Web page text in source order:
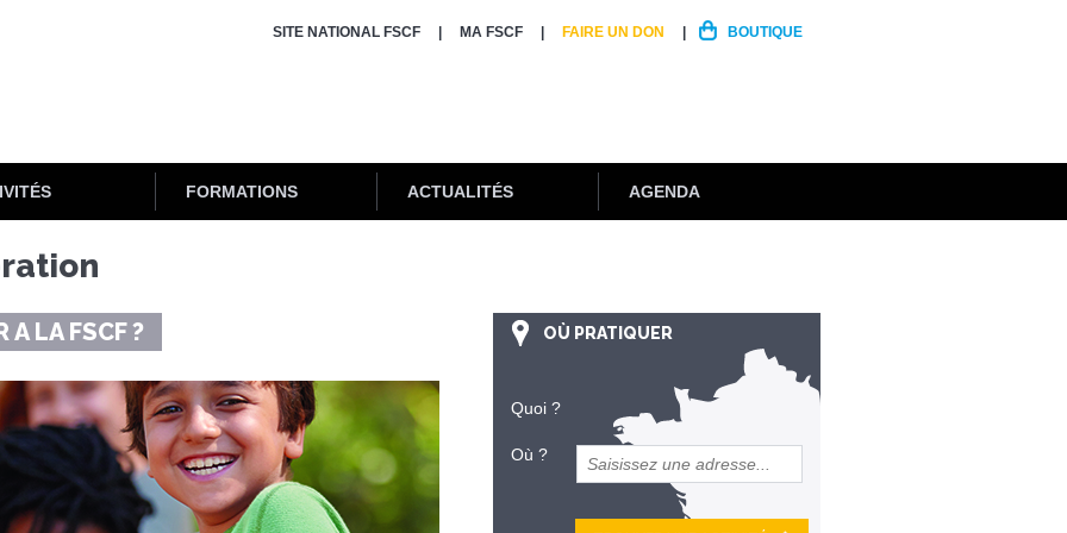
SITE NATIONAL FSCF MA FSCF FAIRE UN DON BOUTIQUE
FORMATIONS ACTUALITÉS AGENDA
A LA FSCF ? OÙ PRATIQUER
Quoi ?
Où ?
et